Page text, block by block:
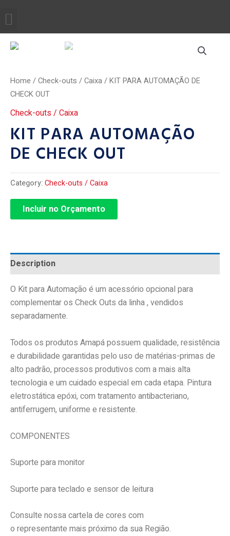
o
conteúdo
Menu
Home /Check-outs / Caixa/ KIT PARA AUTOMAÇÃO DE
CHECK OUT
Check-outs / Caixa
KIT PARA AUTOMAÇÃO
DE CHECK OUT
Category:Check-outs / Caixa
Incluir no Orçamento
Description
O Kit para Automação é um acessório opcional para
complementar os Check Outs da linha , vendidos
separadamente.
Todos os produtos Amapá possuem qualidade, resistência
e durabilidade garantidas pelo uso de matérias-primas de
alto padrão, processos produtivos com a mais alta
tecnologia e um cuidado especial em cada etapa. Pintura
eletrostática epóxi, com tratamento antibacteriano,
antiferrugem, uniforme e resistente.
COMPONENTES
Suporte para monitor
Suporte para teclado e sensor de leitura
Consulte nossa cartela de cores com
o representante mais próximo da sua Região.